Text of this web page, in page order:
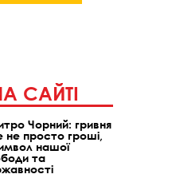
САЙТІ
Чорний: гривня
не просто гроші,
нашої
та